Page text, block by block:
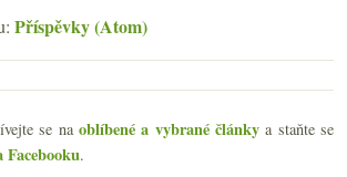
Příspěvky (Atom)
se naoblíbené a vybrané články a staňte se
Facebooku.